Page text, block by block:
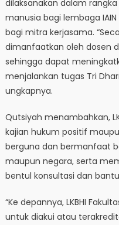
dilaksanakan dalam
manusia bagi lembaga
bagi mitra kerjasama.
dimanfaatkan oleh dosen
sehingga dapat
menjalankan tugas Tri
ungkapnya.
Qutsiyah menambahkan,
kajian hukum positif
berguna dan bermanfaat
maupun negara, serta
bentul konsultasi dan
“Ke depannya, LKBHI
untuk diakui atau